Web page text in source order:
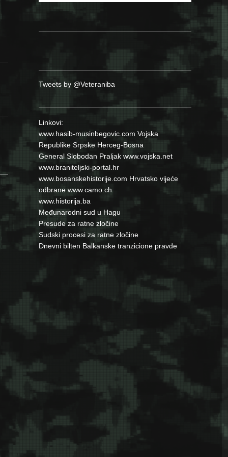
Tweets by @Veteraniba
Linkovi:
www.hasib-musinbegovic.com Vojska
Republike Srpske Herceg-Bosna
General Slobodan Praljak www.vojska.net
www.braniteljski-portal.hr
www.bosanskehistorije.com Hrvatsko vijeće
odbrane www.camo.ch
www.historija.ba
Međunarodni sud u Hagu
Presude za ratne zločine
Sudski procesi za ratne zločine
Dnevni bilten Balkanske tranzicione pravde